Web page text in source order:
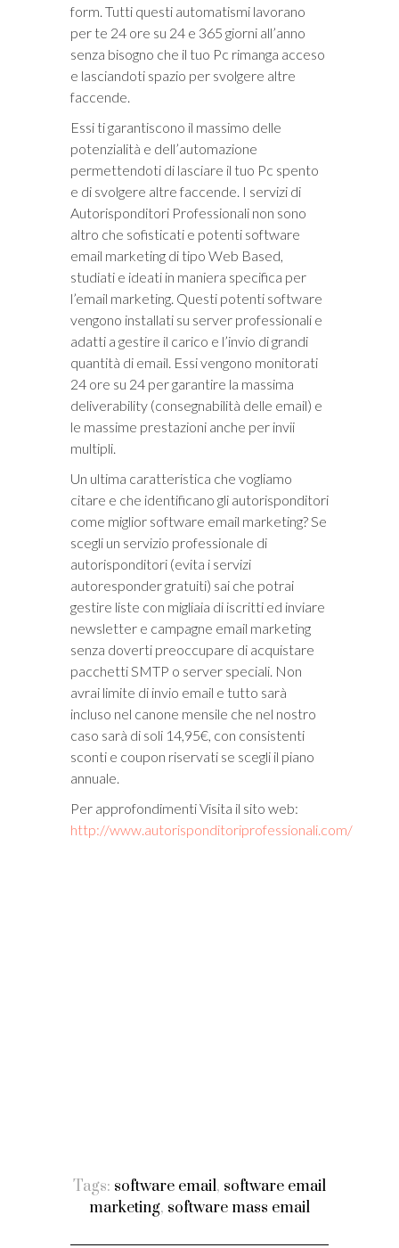
form. Tutti questi automatismi lavorano
per te 24 ore su 24 e 365 giorni all’anno
senza bisogno che il tuo Pc rimanga acceso
e lasciandoti spazio per svolgere altre
faccende.
Essi ti garantiscono il massimo delle
potenzialità e dell’automazione
permettendoti di lasciare il tuo Pc spento
e di svolgere altre faccende. I servizi di
Autorisponditori Professionali non sono
altro che sofisticati e potenti software
email marketing di tipo Web Based,
studiati e ideati in maniera specifica per
l’email marketing. Questi potenti software
vengono installati su server professionali e
adatti a gestire il carico e l’invio di grandi
quantità di email. Essi vengono monitorati
24 ore su 24 per garantire la massima
deliverability (consegnabilità delle email) e
le massime prestazioni anche per invii
multipli.
Un ultima caratteristica che vogliamo
citare e che identificano gli autorisponditori
come miglior software email marketing? Se
scegli un servizio professionale di
autorisponditori (evita i servizi
autoresponder gratuiti) sai che potrai
gestire liste con migliaia di iscritti ed inviare
newsletter e campagne email marketing
senza doverti preoccupare di acquistare
pacchetti SMTP o server speciali. Non
avrai limite di invio email e tutto sarà
incluso nel canone mensile che nel nostro
caso sarà di soli 14,95€, con consistenti
sconti e coupon riservati se scegli il piano
annuale.
Per approfondimenti Visita il sito web:
http://www.autorisponditoriprofessionali.com/
Tags: software email, software email
marketing, software mass email